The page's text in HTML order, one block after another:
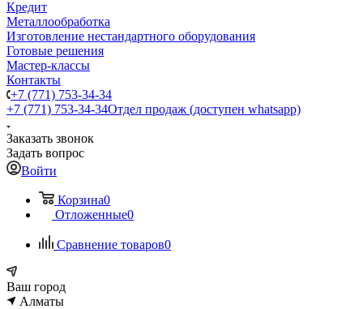
Кредит
Металлообработка
Изготовление нестандартного оборудования
Готовые решения
Мастер-классы
Контакты
+7 (771) 753-34-34
+7 (771) 753-34-34Отдел продаж (доступен whatsapp)
Заказать звонок
Задать вопрос
Войти
Корзина0
Отложенные0
Сравнение товаров0
Ваш город
Алматы